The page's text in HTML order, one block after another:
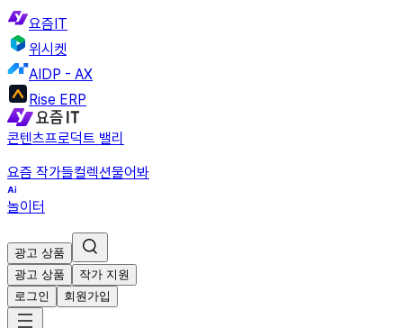
요즘IT
위시켓
AIDP - AX
Rise ERP
콘텐츠프로덕트 밸리
요즘 작가들컬렉션물어봐
놀이터
광고 상품
광고 상품
작가 지원
로그인
회원가입